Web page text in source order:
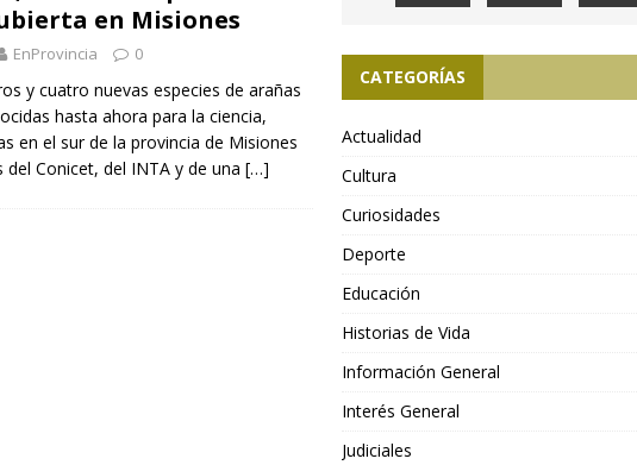
en Misiones
EnProvincia 0
y cuatro nuevas especies de arañas
hasta ahora para la ciencia,
en el sur de la provincia de Misiones
Conicet, del INTA y de una […]
CATEGORÍAS
Actualidad
Cultura
Curiosidades
Deporte
Educación
Historias de Vida
Información General
Interés General
Judiciales